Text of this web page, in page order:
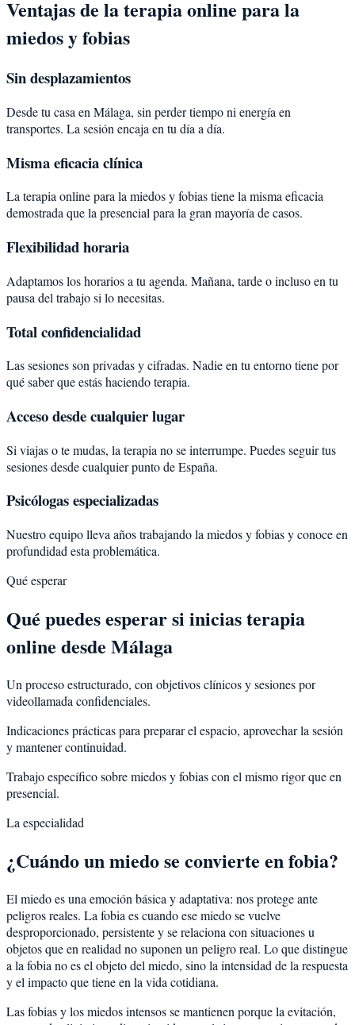
Ventajas de la terapia online para la
miedos y fobias
Sin desplazamientos
Desde tu casa en Málaga, sin perder tiempo ni energía en
transportes. La sesión encaja en tu día a día.
Misma eficacia clínica
La terapia online para la miedos y fobias tiene la misma eficacia
demostrada que la presencial para la gran mayoría de casos.
Flexibilidad horaria
Adaptamos los horarios a tu agenda. Mañana, tarde o incluso en tu
pausa del trabajo si lo necesitas.
Total confidencialidad
Las sesiones son privadas y cifradas. Nadie en tu entorno tiene por
qué saber que estás haciendo terapia.
Acceso desde cualquier lugar
Si viajas o te mudas, la terapia no se interrumpe. Puedes seguir tus
sesiones desde cualquier punto de España.
Psicólogas especializadas
Nuestro equipo lleva años trabajando la miedos y fobias y conoce en
profundidad esta problemática.
Qué esperar
Qué puedes esperar si inicias terapia
online desde Málaga
Un proceso estructurado, con objetivos clínicos y sesiones por
videollamada confidenciales.
Indicaciones prácticas para preparar el espacio, aprovechar la sesión
y mantener continuidad.
Trabajo específico sobre miedos y fobias con el mismo rigor que en
presencial.
La especialidad
¿Cuándo un miedo se convierte en fobia?
El miedo es una emoción básica y adaptativa: nos protege ante
peligros reales. La fobia es cuando ese miedo se vuelve
desproporcionado, persistente y se relaciona con situaciones u
objetos que en realidad no suponen un peligro real. Lo que distingue
a la fobia no es el objeto del miedo, sino la intensidad de la respuesta
y el impacto que tiene en la vida cotidiana.
Las fobias y los miedos intensos se mantienen porque la evitación,